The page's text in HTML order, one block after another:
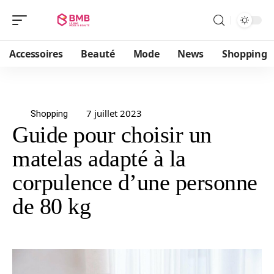
Accessoires Beauté Mode News Shopping
Shopping 7 juillet 2023
Guide pour choisir un
matelas adapté à la
corpulence d’une personne
de 80 kg